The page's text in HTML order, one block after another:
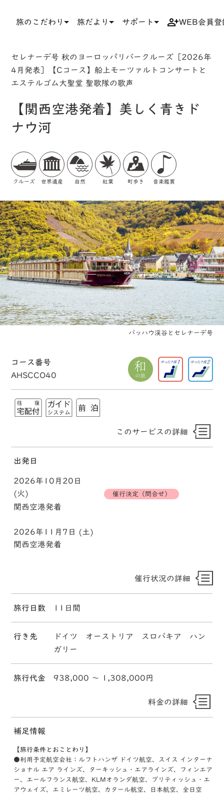
旅のこだわり 旅だより サポート WEB会員登
セレナーデ号 秋のヨーロッパリバークルーズ［2026年
4月発表］【Cコース】船上モーツァルトコンサートと
エステルゴム大聖堂 聖歌隊の歌声
【関西空港発着】美しく青きド
ナウ河
クルーズ 世界遺産 自然 紅葉 町歩き 音楽鑑賞
バッハウ渓谷とセレナーデ号
コース番号
AHSCCO40
このサービスの詳細
出発日
2026年10月20日
(火)
催行決定（問合せ）
関西空港発着
2026年11月7日 (土)
関西空港発着
催行状況の詳細
旅行日数 11日間
行き先
ドイツ オーストリア スロバキア ハン
ガリー
旅行代金 938,000 〜 1,308,000円
料金の詳細
補足情報
【旅行条件とおことわり】
●利用予定航空会社：ルフトハンザ ドイツ航空、スイス インターナ
ショナル エア ラインズ、ターキッシュ・エアラインズ、フィンエア
ー、エールフランス航空、KLMオランダ航空、ブリティッシュ・エ
アウェイズ、エミレーツ航空、カタール航空、日本航空、全日空